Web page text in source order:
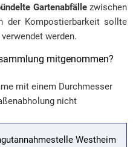
Gartenabfällezwischen
der Kompostierbarkeit sollte
werden.
mitgenommen?
mit einem Durchmesser
nicht
Westheim